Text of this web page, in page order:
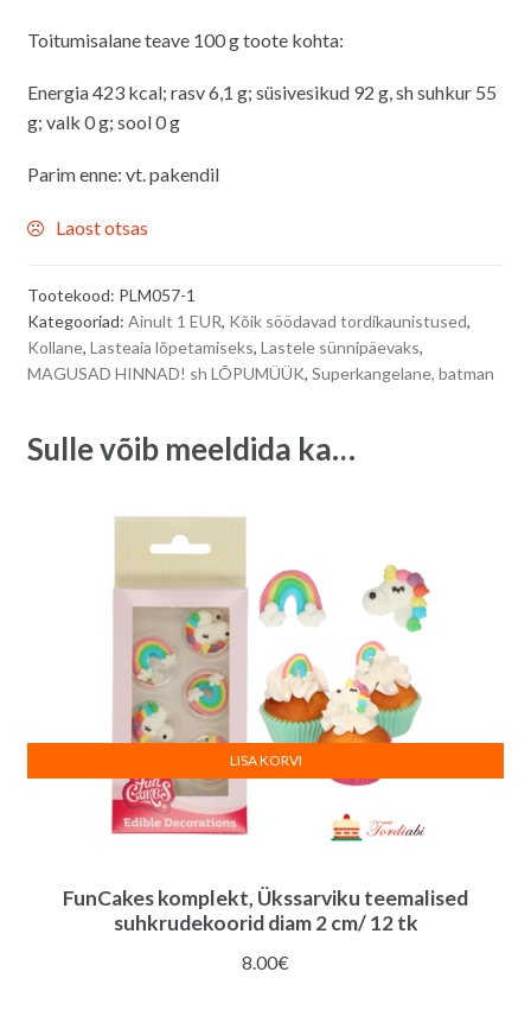
Toitumisalane teave 100 g toote kohta:
Energia 423 kcal; rasv 6,1 g; süsivesikud 92 g, sh suhkur 55
g; valk 0 g; sool 0 g
Parim enne: vt. pakendil
Laost otsas
Tootekood: PLM057-1
Kategooriad: Ainult 1 EUR, Kõik söödavad tordikaunistused,
Kollane, Lasteaia lõpetamiseks, Lastele sünnipäevaks,
MAGUSAD HINNAD! sh LÕPUMÜÜK, Superkangelane, batman
Sulle võib meeldida ka…
FunCakes komplekt, Ükssarviku teemalised
suhkrudekoorid diam 2 cm/ 12 tk
8.00€
LISA KORVI